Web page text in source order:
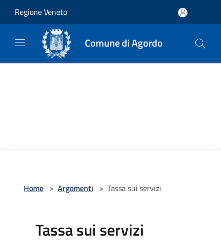
Regione Veneto
Comune di Agordo
Home > Argomenti > Tassa sui servizi
Tassa sui servizi